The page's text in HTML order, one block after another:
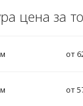
цена за
от
от